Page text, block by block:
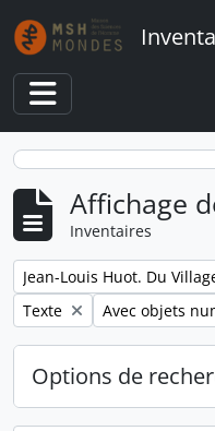
Skip to main content
Toggle navigation
Affichage
Inventaires
Remove filter:
Remove filter:
Texte Remove filter:
Avec objets
Options de